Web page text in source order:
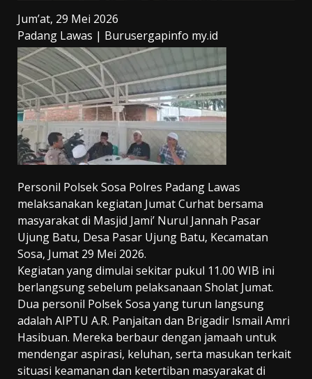
Jum’at, 29 Mei 2026
Padang Lawas | Burusergapinfo my.id
Personil Polsek Sosa Polres Padang Lawas
melaksanakan kegiatan Jumat Curhat bersama
masyarakat di Masjid Jami’ Nurul Jannah Pasar
Ujung Batu, Desa Pasar Ujung Batu, Kecamatan
Sosa, Jumat 29 Mei 2026.
Kegiatan yang dimulai sekitar pukul 11.00 WIB ini
berlangsung sebelum pelaksanaan Sholat Jumat.
Dua personil Polsek Sosa yang turun langsung
adalah AIPTU A.R. Panjaitan dan Brigadir Ismail Amri
Hasibuan. Mereka berbaur dengan jamaah untuk
mendengar aspirasi, keluhan, serta masukan terkait
situasi keamanan dan ketertiban masyarakat di